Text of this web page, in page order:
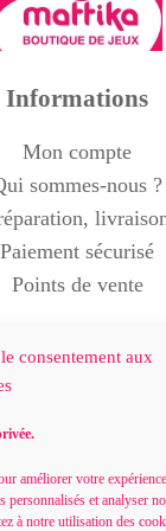
consentement aux
améliorer votre
personnalisés et analyser
à notre utilisation des
Informations
Mon compte
sommes-nous ?
Paiement sécurisé
Points de vente
MATTIKA
avenue